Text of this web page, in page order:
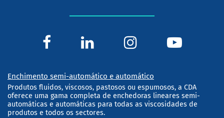
Enchimento semi-automático e automático
Produtos fluidos, viscosos, pastosos ou espumosos, a CDA
oferece uma gama completa de enchedoras lineares semi-
automáticas e automáticas para todas as viscosidades de
produtos e todos os sectores.